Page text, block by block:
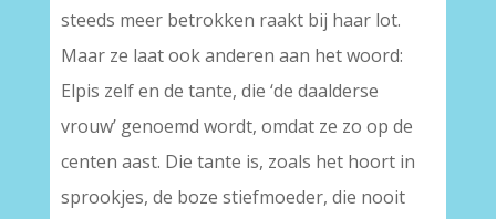
steeds meer betrokken raakt bij haar lot.
Maar ze laat ook anderen aan het woord:
Elpis zelf en de tante, die ‘de daalderse
vrouw’ genoemd wordt, omdat ze zo op de
centen aast. Die tante is, zoals het hoort in
sprookjes, de boze stiefmoeder, die nooit